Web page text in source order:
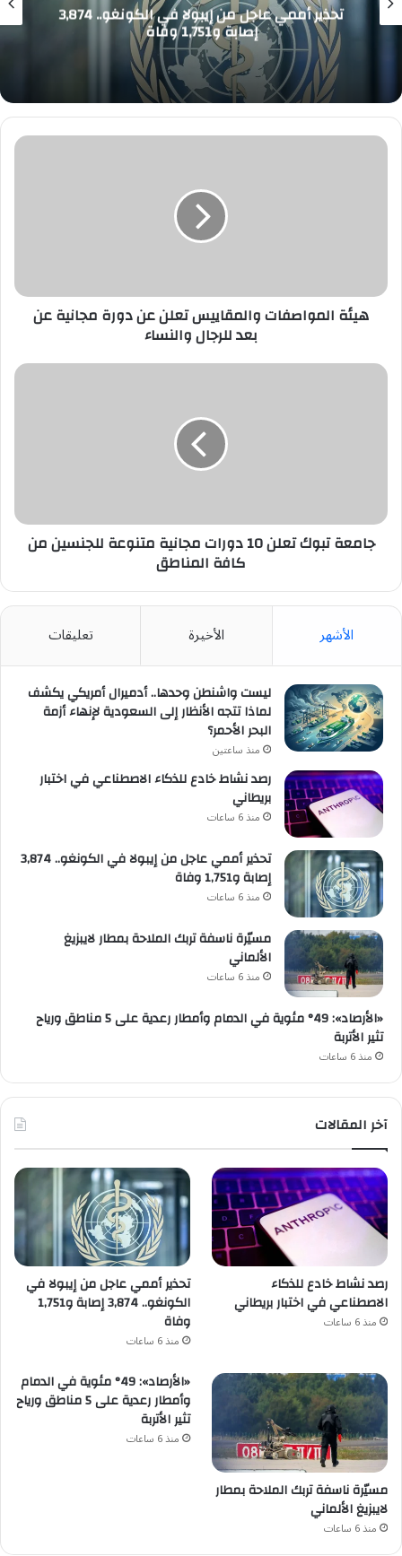
تحذير أممي عاجل من إيبولا في الكونغو.. 3,874
إصابة و1,751 وفاة
هيئة
بعد
للرجال
والنساء
هيئة المواصفات والمقاييس تعلن عن دورة مجانية عن
بعد للرجال والنساء
جامعة
من
كافة
المناطق
جامعة تبوك تعلن 10 دورات مجانية متنوعة للجنسين من
كافة المناطق
الأشهر الأخيرة تعليقات
ليست واشنطن وحدها.. أدميرال أمريكي يكشف
لماذا تتجه الأنظار إلى السعودية لإنهاء أزمة
البحر الأحمر؟
منذ ساعتين
رصد نشاط خادع للذكاء الاصطناعي في اختبار
بريطاني
منذ 6 ساعات
تحذير أممي عاجل من إيبولا في الكونغو.. 3,874
إصابة و1,751 وفاة
منذ 6 ساعات
مسيّرة ناسفة تربك الملاحة بمطار لايبزيغ
الألماني
منذ 6 ساعات
«الأرصاد»: 49° مئوية في الدمام وأمطار رعدية على 5 مناطق ورياح
تثير الأتربة
منذ 6 ساعات
آخر المقالات
رصد نشاط خادع للذكاء
الاصطناعي في اختبار بريطاني
منذ 6 ساعات
تحذير أممي عاجل من إيبولا في
الكونغو.. 3,874 إصابة و1,751
وفاة
منذ 6 ساعات
مسيّرة ناسفة تربك الملاحة بمطار
لايبزيغ الألماني
منذ 6 ساعات
«الأرصاد»: 49° مئوية في الدمام
وأمطار رعدية على 5 مناطق ورياح
تثير الأتربة
منذ 6 ساعات